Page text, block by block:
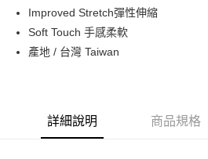
運送方式
宅配
每筆NT$80，滿NT$5,000(含以上)免運費
Improved Stretch彈性伸縮
Soft Touch 手感柔軟
產地 / 台灣 Taiwan
詳細說明 商品規格